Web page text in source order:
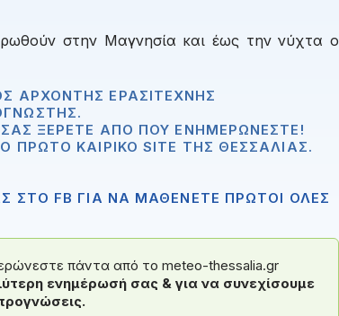
στην Μαγνησία και έως την νύχτα ο
ΑΡΧΟΝΤΉΣ ΕΡΑΣΙΤΈΧΝΗΣ
ΞΈΡΕΤΕ ΑΠΟ ΠΟΥ ΕΝΗΜΕΡΏΝΕΣΤΕ!
ΠΡΏΤΟ ΚΑΙΡΙΚΌ SITE ΤΗΣ ΘΕΣΣΑΛΊΑΣ.
ΣΤΟ FB ΓΙΑ ΝΑ ΜΑΘΕΝΕΤΕ ΠΡΩΤΟΙ ΟΛΕΣ
πάντα από το meteo-thessalia.gr
ενημέρωσή σας & για να συνεχίσουμε